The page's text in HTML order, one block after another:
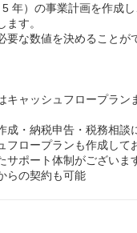
年）の事業計画を作成
す。
要な数値を決めることが
ャッシュフロープラン
成・納税申告・税務相談
フロープランも作成して
ポート体制がございま
らの契約も可能